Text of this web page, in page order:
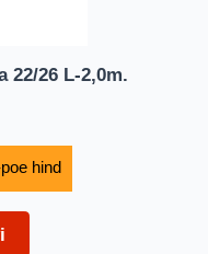
22/26 L-2,0m.